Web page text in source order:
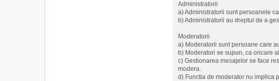
Administratorii
a) Administratorii sunt persoanele
b) Administratorii au dreptul de a
Moderatorii
a) Moderatorii sunt persoane care
b) Moderatori se supun, ca oricare
c) Gestionarea mesajelor se face
modera.
d) Functia de moderator nu implica